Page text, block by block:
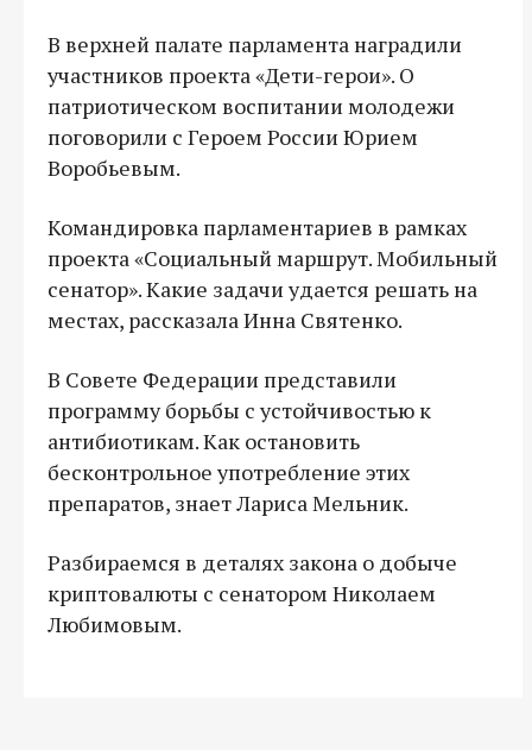
В верхней палате парламента наградили
участников проекта «Дети-герои». О
патриотическом воспитании молодежи
поговорили с Героем России Юрием
Воробьевым.
Командировка парламентариев в рамках
проекта «Социальный маршрут. Мобильный
сенатор». Какие задачи удается решать на
местах, рассказала Инна Святенко.
В Совете Федерации представили
программу борьбы с устойчивостью к
антибиотикам. Как остановить
бесконтрольное употребление этих
препаратов, знает Лариса Мельник.
Разбираемся в деталях закона о добыче
криптовалюты с сенатором Николаем
Любимовым.